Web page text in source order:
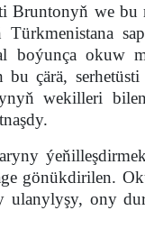
Bruntonyň we
okuw
çärä,
wekilleri
gönükdirilen.
ulanylyşy, ony